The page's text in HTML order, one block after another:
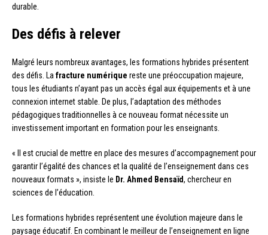
durable.
Des défis à relever
Malgré leurs nombreux avantages, les formations hybrides présentent
des défis. La fracture numérique reste une préoccupation majeure,
tous les étudiants n’ayant pas un accès égal aux équipements et à une
connexion internet stable. De plus, l’adaptation des méthodes
pédagogiques traditionnelles à ce nouveau format nécessite un
investissement important en formation pour les enseignants.
« Il est crucial de mettre en place des mesures d’accompagnement pour
garantir l’égalité des chances et la qualité de l’enseignement dans ces
nouveaux formats », insiste le Dr. Ahmed Bensaïd, chercheur en
sciences de l’éducation.
Les formations hybrides représentent une évolution majeure dans le
paysage éducatif. En combinant le meilleur de l’enseignement en ligne